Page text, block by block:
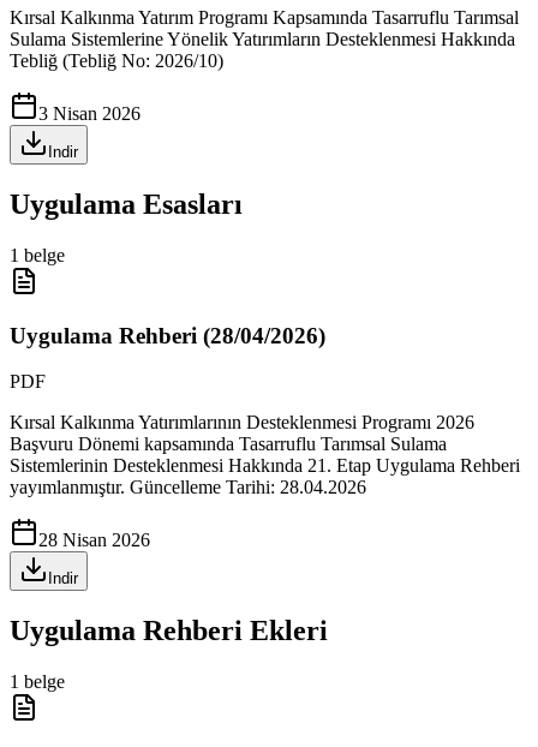
Kırsal Kalkınma Yatırım Programı Kapsamında Tasarruflu Tarımsal
Sulama Sistemlerine Yönelik Yatırımların Desteklenmesi Hakkında
Tebliğ (Tebliğ No: 2026/10)
3 Nisan 2026
Indir
Uygulama Esasları
1 belge
Uygulama Rehberi (28/04/2026)
PDF
Kırsal Kalkınma Yatırımlarının Desteklenmesi Programı 2026
Başvuru Dönemi kapsamında Tasarruflu Tarımsal Sulama
Sistemlerinin Desteklenmesi Hakkında 21. Etap Uygulama Rehberi
yayımlanmıştır. Güncelleme Tarihi: 28.04.2026
28 Nisan 2026
Indir
Uygulama Rehberi Ekleri
1 belge